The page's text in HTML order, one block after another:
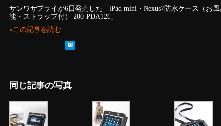
サンワサプライが6日発売した「iPad mini・Nexus7防水ケース（お
能・ストラップ付） 200-PDA126」
»この記事を読む
同じ記事の写真